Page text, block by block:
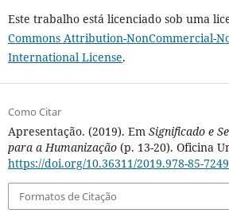
Este trabalho está licenciado sob uma
Commons Attribution-NonCommercial-
International License.
Como Citar
Apresentação. (2019). Em Significado e
para a Humanização(p. 13-20). Oficina
https://doi.org/10.36311/2019.978-85-
Formatos de Citação